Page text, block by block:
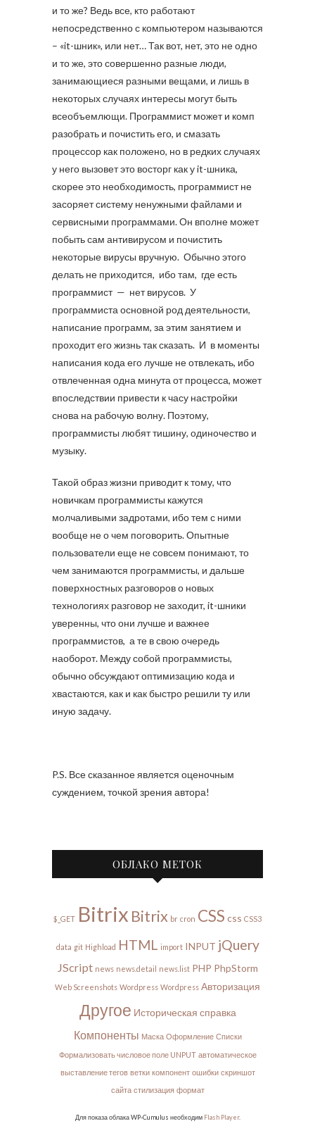
и то же? Ведь все, кто работают
непосредственно с компьютером называются
– «it-шник», или нет… Так вот, нет, это не одно
и то же, это совершенно разные люди,
занимающиеся разными вещами, и лишь в
некоторых случаях интересы могут быть
всеобъемлющи. Программист может и комп
разобрать и почистить его, и смазать
процессор как положено, но в редких случаях
у него вызовет это восторг как у it-шника,
скорее это необходимость, программист не
засоряет систему ненужными файлами и
сервисными программами. Он вполне может
побыть сам антивирусом и почистить
некоторые вирусы вручную. Обычно этого
делать не приходится, ибо там, где есть
программист — нет вирусов. У
программиста основной род деятельности,
написание программ, за этим занятием и
проходит его жизнь так сказать. И в моменты
написания кода его лучше не отвлекать, ибо
отвлеченная одна минута от процесса, может
впоследствии привести к часу настройки
снова на рабочую волну. Поэтому,
программисты любят тишину, одиночество и
музыку.
Такой образ жизни приводит к тому, что
новичкам программисты кажутся
молчаливыми задротами, ибо тем с ними
вообще не о чем поговорить. Опытные
пользователи еще не совсем понимают, то
чем занимаются программисты, и дальше
поверхностных разговоров о новых
технологиях разговор не заходит, it-шники
уверенны, что они лучше и важнее
программистов, а те в свою очередь
наоборот. Между собой программисты,
обычно обсуждают оптимизацию кода и
хвастаются, как и как быстро решили ту или
иную задачу.
P.S. Все сказанное является оценочным
суждением, точкой зрения автора!
ОБЛАКО МЕТОК
$_GET Bitrix Bitrix br cron CSS css CSS3
data git Highload HTML import INPUT jQuery
JScript news news.detail news.list PHP PhpStorm
Web Screenshots Wordpress Wordpress Авторизация
Другое Историческая справка
Компоненты Маска Оформление Списки
Формализовать числовое поле UNPUT автоматическое
выставление тегов ветки компонент ошибки скриншот
сайта стилизация формат
Для показа облака WP-Cumulus необходим Flash Player.